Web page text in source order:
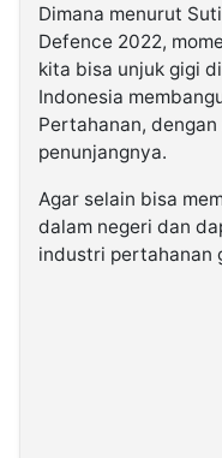
Dimana menurut
Defence 2022,
kita bisa unjuk gigi
Indonesia
Pertahanan,
penunjangnya.
Agar selain bisa
dalam negeri dan
industri pertahanan